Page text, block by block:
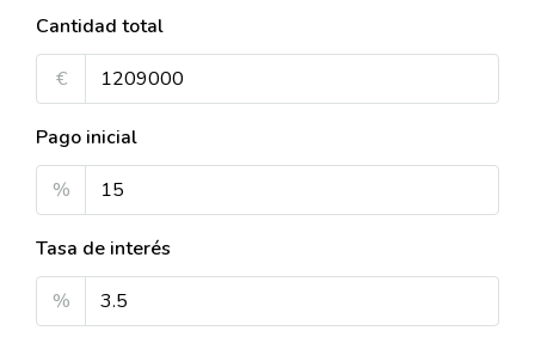
Cantidad total
€
Pago inicial
%
Tasa de interés
%